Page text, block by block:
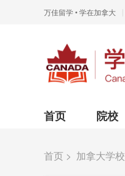
万佳留学 • 学在加拿大
首页 院校
首页 > 加拿大学校